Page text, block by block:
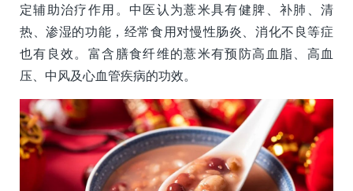
定辅助治疗作用。中医认为薏米具有健脾、补肺、清
热、渗湿的功能，经常食用对慢性肠炎、消化不良等症
也有良效。富含膳食纤维的薏米有预防高血脂、高血
压、中风及心血管疾病的功效。